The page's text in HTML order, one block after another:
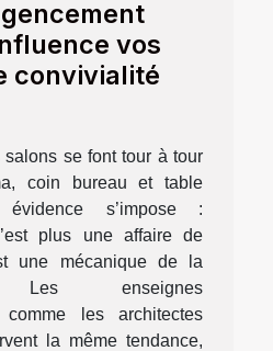
vos
convivialité
salons se font tour à tour
coin bureau et table
évidence s’impose :
plus une affaire de
une mécanique de la
Les enseignes
comme les architectes
la même tendance,